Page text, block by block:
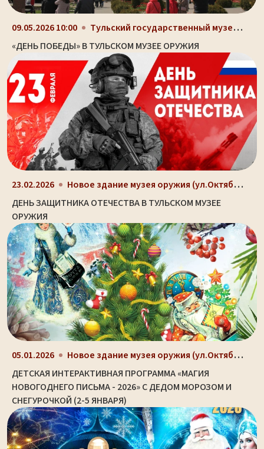
09.05.2026 10:00 Тульский государственный музей оружия, здание-шлем...
«ДЕНЬ ПОБЕДЫ» В ТУЛЬСКОМ МУЗЕЕ ОРУЖИЯ
23.02.2026 Новое здание музея оружия (ул.Октябрьская, д. 2)
ДЕНЬ ЗАЩИТНИКА ОТЕЧЕСТВА В ТУЛЬСКОМ МУЗЕЕ
ОРУЖИЯ
05.01.2026 Новое здание музея оружия (ул.Октябрьская, д. 2)
ДЕТСКАЯ ИНТЕРАКТИВНАЯ ПРОГРАММА «МАГИЯ
НОВОГОДНЕГО ПИСЬМА - 2026» С ДЕДОМ МОРОЗОМ И
СНЕГУРОЧКОЙ (2-5 ЯНВАРЯ)